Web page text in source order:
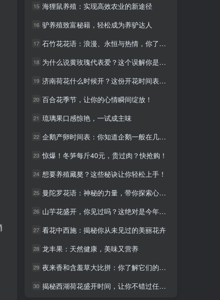
15 海狸鼠养殖：实现高效农业的新途径
16 驴养殖致富秘籍，轻松成为养驴达人
17 石竹花花语：浪漫、永恒与热情，你了解吗？
18 为什么说黄玫瑰代表爱？这个误解你是否有
19 济南荷花什么时候开？这份开花时间表送给您！
20 百合花季节，让你的心情瞬间绽放！
21 琉璃果口感惊艳，一试成主味
22 企鹅产卵时间表：你知道企鹅一般在几月份产卵吗？
23 惊爆！冬笋每斤40元，贵过肉？快抢购！
24 想要养殖藏獒？这些秘诀让你轻松上手！
25 曼陀罗花语：神秘的力量，带你探索心灵之旅
26 山芋花盛开，你见过吗？这绝对是今年最惊艳的春天景象！
27 看花中西施：揭秘你从未见过的美丽花卉
28 龙丰果：天然健康，美味又营养
29 夜来香和含羞草大比拼：你了解它们的毒性吗？
30 揭秘西湖荷花盛开时间，让你不错过任何一朵美景！
15 海狸鼠养殖：实现高效农业的新途径
16 驴养殖致富秘籍，轻松成为养驴达人
17 石竹花花语：浪漫、永恒与热情，你了解吗？
18 为什么说黄玫瑰代表爱？这个误解你是否有
19 济南荷花什么时候开？这份开花时间表送给您！
20 百合花季节，让你的心情瞬间绽放！
21 琉璃果口感惊艳，一试成主味
22 企鹅产卵时间表：你知道企鹅一般在几月份产卵吗？
23 惊爆！冬笋每斤40元，贵过肉？快抢购！
24 想要养殖藏獒？这些秘诀让你轻松上手！
25 曼陀罗花语：神秘的力量，带你探索心灵之旅
26 山芋花盛开，你见过吗？这绝对是今年最惊艳的春天景象！
27 看花中西施：揭秘你从未见过的美丽花卉
28 龙丰果：天然健康，美味又营养
29 夜来香和含羞草大比拼：你了解它们的毒性吗？
30 揭秘西湖荷花盛开时间，让你不错过任何一朵美景！